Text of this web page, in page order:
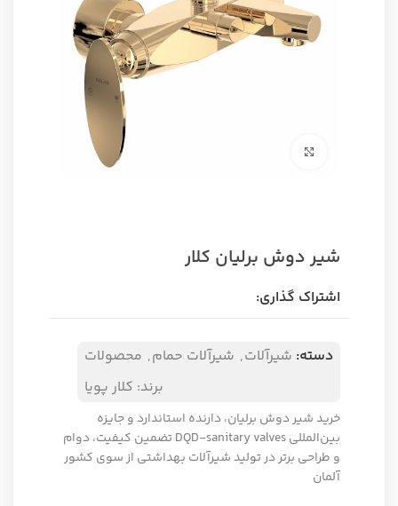
شیر دوش برلیان کلار
اشتراک گذاری:
دسته: شیرآلات, شیرآلات حمام, محصولات
برند: کلار پویا
خرید شیر دوش برلیان، دارنده استاندارد و جایزه
بین‌المللی DQD-sanitary valves تضمین کیفیت، دوام
و طراحی برتر در تولید شیرآلات بهداشتی از سوی کشور
آلمان